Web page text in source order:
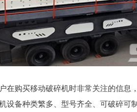
在购买移动破碎机时非常关注的信息
设备种类繁多、型号齐全、可破碎可